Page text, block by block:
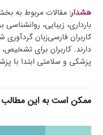
هشدار: مقالات مربوط به
بارداری، زیبایی،
کاربران فارسی‌زبان
دارند. کاربران برای
پزشکی و سلامتی ابتدا با
ممکن است به این مطالب